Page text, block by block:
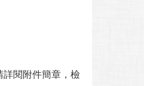
閱附件簡章，檢